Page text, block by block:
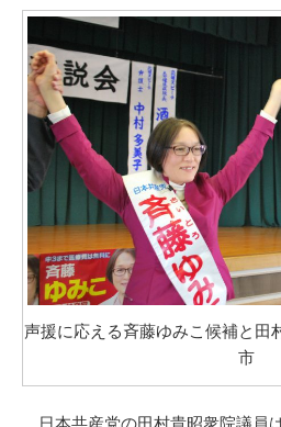
声援に応える斉藤ゆみこ候補と田
市